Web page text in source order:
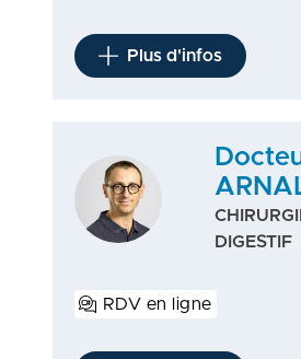
Plus d'infos
DIGESTIF
RDV en ligne